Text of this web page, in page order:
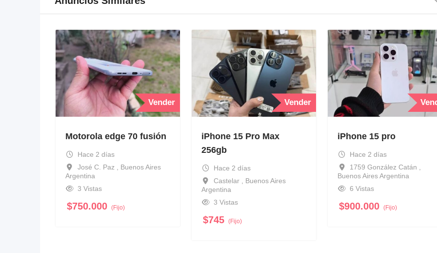
Vender
Motorola edge 70 fusión
Hace 2 días
José C. Paz , Buenos Aires
Argentina
3 Vistas
$750.000 (Fijo)
Vender
iPhone 15 Pro Max
256gb
Hace 2 días
Castelar , Buenos Aires
Argentina
3 Vistas
$745 (Fijo)
iPhone 15 pro
Hace 2 días
1759 González Catán ,
Buenos Aires Argentina
6 Vistas
$900.000 (Fijo)